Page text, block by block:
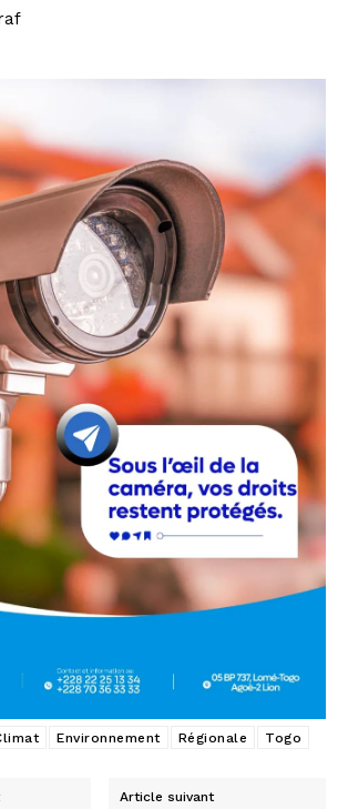
Environnement Régionale Togo
Article suivant